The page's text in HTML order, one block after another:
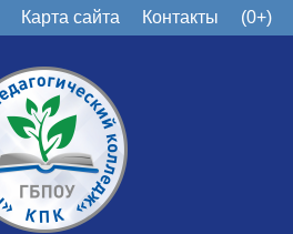
Карта сайта Контакты (0+)